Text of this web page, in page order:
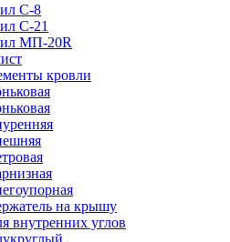
С-8
С-21
МП-20R
кровли
на крышу
внутренних углов